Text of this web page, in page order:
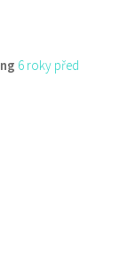
6 roky před